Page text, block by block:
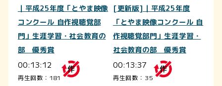
｜平成25年度「とやま映像
コンクール 自作視聴覚部
門」生涯学習・社会教育の
部 優秀賞
00:13:12
再生回数：181
[更新版]｜平成25年度
「とやま映像コンクール 自
作視聴覚部門」生涯学習・
社会教育の部 優秀賞
00:13:37
再生回数：35